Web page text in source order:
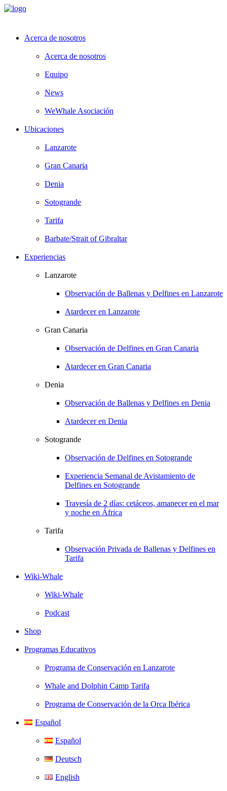
Acerca de nosotros
Acerca de nosotros
Equipo
News
WeWhale Asociación
Ubicaciones
Lanzarote
Gran Canaria
Denia
Sotogrande
Tarifa
Barbate/Strait of Gibraltar
Experiencias
Lanzarote
Observación de Ballenas y Delfines en Lanzarote
Atardecer en Lanzarote
Gran Canaria
Observación de Delfines en Gran Canaria
Atardecer en Gran Canaria
Denia
Observación de Ballenas y Delfines en Denia
Atardecer en Denia
Sotogrande
Observación de Delfines en Sotogrande
Experiencia Semanal de Avistamiento de
Delfines en Sotogrande
Travesía de 2 días: cetáceos, amanecer en el mar
y noche en África
Tarifa
Observación Privada de Ballenas y Delfines en
Tarifa
Wiki-Whale
Wiki-Whale
Podcast
Shop
Programas Educativos
Programa de Conservación en Lanzarote
Whale and Dolphin Camp Tarifa
Programa de Conservación de la Orca Ibérica
Español
Español
Deutsch
English